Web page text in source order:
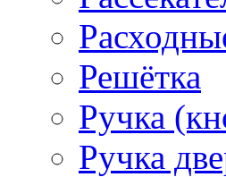
Решётка
Ручка
Ручка